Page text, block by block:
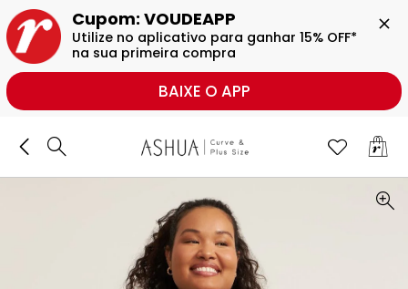
Cupom: VOUDEAPP
Utilize no aplicativo para ganhar 15% OFF*
na sua primeira compra
BAIXE O APP

